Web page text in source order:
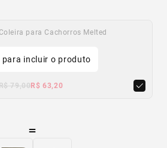
Coleira para Cachorros Melted
PP P M G
79,00R$ 63,20
para incluir o produto
=